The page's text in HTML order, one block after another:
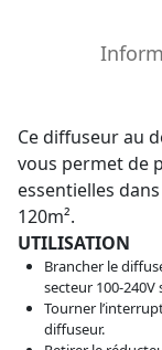
Ce diffuseur au
vous permet de
essentielles
120m².
UTILISATION
Brancher le
secteur 100-
Tourner
diffuseur.